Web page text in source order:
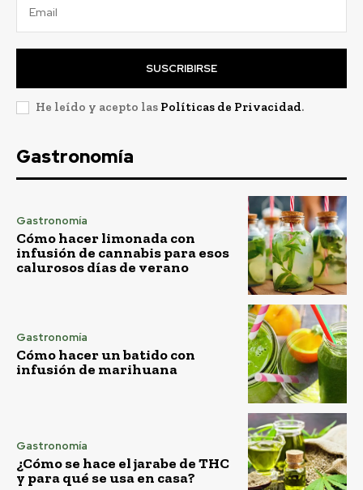
SUSCRIBIRSE
He leído y acepto las Políticas de Privacidad.
Gastronomía
Gastronomía
Cómo hacer limonada con
infusión de cannabis para esos
calurosos días de verano
Gastronomía
Cómo hacer un batido con
infusión de marihuana
Gastronomía
¿Cómo se hace el jarabe de THC
y para qué se usa en casa?